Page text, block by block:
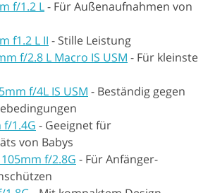
f/1.2 L- Für Außenaufnahmen von
f1.2 L II - Stille Leistung
f/2.8 L Macro IS USM - Für kleinste
f/4L IS USM - Beständig gegen
f/1.4G - Geeignet für
von Babys
f/2.8G - Für Anfänger-